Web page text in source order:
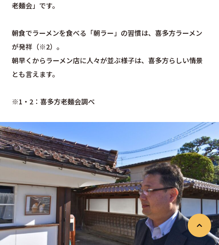
老麺会」です。
朝食でラーメンを食べる「朝ラー」の習慣は、喜多方ラーメン
が発祥（※2）。
朝早くからラーメン店に人々が並ぶ様子は、喜多方らしい情景
とも言えます。
※1・2：喜多方老麺会調べ